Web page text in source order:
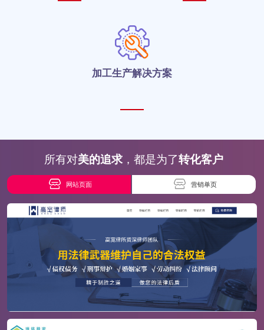
加工生产解决方案
所有对美的追求 ，都是为了转化客户
网站页面 营销单页